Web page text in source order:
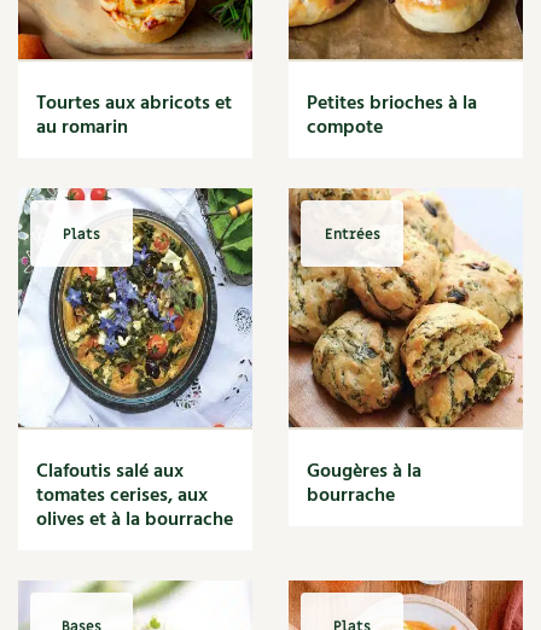
Tourtes aux abricots et
au romarin
Petites brioches à la
compote
Plats
Clafoutis salé aux
tomates cerises, aux
olives et à la bourrache
Entrées
Gougères à la
bourrache
Bases Plats